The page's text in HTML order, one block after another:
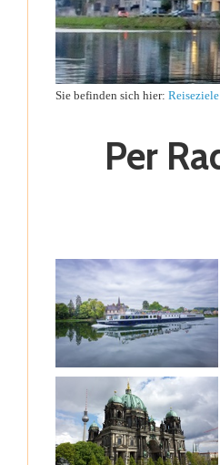
Sie befinden sich hier: Reiseziele
Per